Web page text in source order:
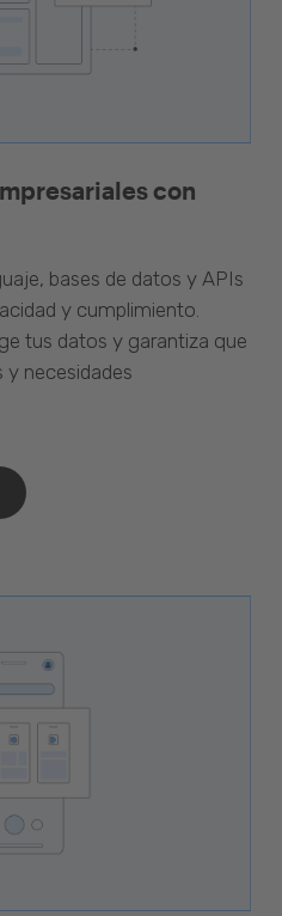
con
bases de datos y APIs
y cumplimiento.
tus datos y garantiza que
y necesidades